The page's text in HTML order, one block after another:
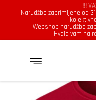
!!!
Narudžbe zaprimljene od
Webshop narudžbe
Hvala vam na